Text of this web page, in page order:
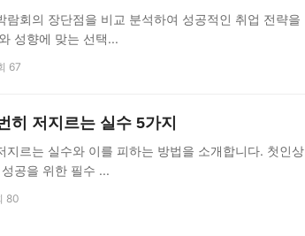
람회의 장단점을 비교 분석하여 성공적인 취업 전략을
성향에 맞는 선택...
67
히 저지르는 실수 5가지
지르는 실수와 이를 피하는 방법을 소개합니다. 첫인상
공을 위한 필수 ...
80